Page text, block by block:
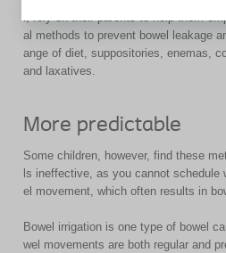
r, rely on their parents to help them
al methods to prevent bowel leakage
ange of diet, suppositories, enemas,
and laxatives.
More predictable
Some children, however, find these
ls ineffective, as you cannot schedule
el movement, which often results in
Bowel irrigation is one type of bowel
wel movements are both regular and